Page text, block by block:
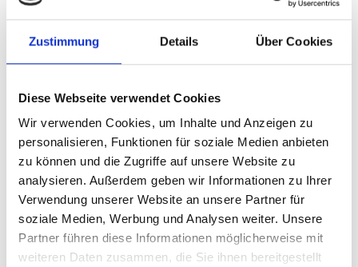
Zustimmung Details Über Cookies
Diese Webseite verwendet Cookies
Wir verwenden Cookies, um Inhalte und Anzeigen zu
personalisieren, Funktionen für soziale Medien anbieten
zu können und die Zugriffe auf unsere Website zu
analysieren. Außerdem geben wir Informationen zu Ihrer
Verwendung unserer Website an unsere Partner für
soziale Medien, Werbung und Analysen weiter. Unsere
Partner führen diese Informationen möglicherweise mit
weiteren Daten zusammen, die Sie ihnen bereitgestellt
eigenen Stadt gehört zu den Aufgaben der
Sparkassen. Wenn Vereine sich mit ihrem Antrag an
die Sparkassen wenden, sollten sie das im Auge
Bereich der ehrenamtlichen Kinder- und
Jugendarbeit zu beantragen, ist aussichtsreicher als
eine allgemein gehaltene Anfrage ohne Angabe
einer Zweckbindung der Sponsorengelder. Aber
natürlich ist die Kinder- und Jugendarbeit nur ein
Beispiel des Förderprogramms. Gut ist alles, was
irgendwie in das genannte Aufgabenspektrum der